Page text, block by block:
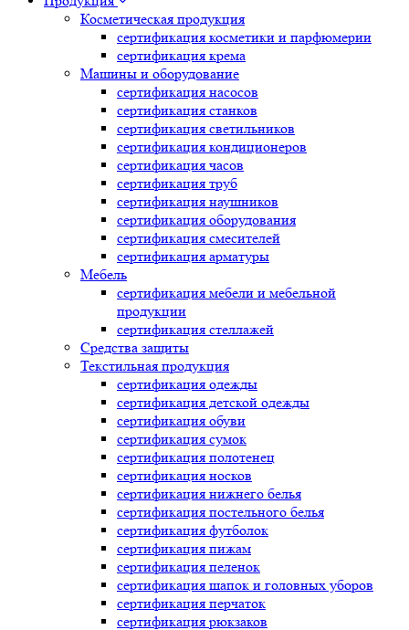
Косметическая продукция
сертификация косметики и парфюмерии
сертификация крема
Машины и оборудование
сертификация насосов
сертификация станков
сертификация светильников
сертификация кондиционеров
сертификация часов
сертификация труб
сертификация наушников
сертификация оборудования
сертификация смесителей
сертификация арматуры
Мебель
сертификация мебели и мебельной
продукции
сертификация стеллажей
Средства защиты
Текстильная продукция
сертификация одежды
сертификация детской одежды
сертификация обуви
сертификация сумок
сертификация полотенец
сертификация носков
сертификация нижнего белья
сертификация постельного белья
сертификация футболок
сертификация пижам
сертификация пеленок
сертификация шапок и головных уборов
сертификация перчаток
сертификация рюкзаков